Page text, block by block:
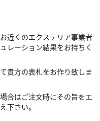
近くのエクステリア事業者
レーション結果をお持ちく
貴方の表札をお作り致しま
合はご注文時にその旨をエ
下さい。